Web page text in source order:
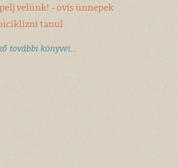
velünk! - ovis ünnepek
tanul
további könyvei...